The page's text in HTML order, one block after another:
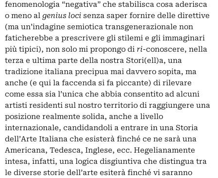
fenomenologia “negativa” che stabilisca cosa aderisca
o meno al genius loci senza saper fornire delle direttive
(ma un’indagine semiotica transgenerazionale non
faticherebbe a prescrivere gli stilemi e gli immaginari
più tipici), non solo mi propongo di ri-conoscere, nella
terza e ultima parte della nostra Stori(ell)a, una
tradizione italiana precipua mai davvero sopita, ma
anche (e qui la faccenda si fa piccante) di rilevare
come essa sia l’unica che abbia consentito ad alcuni
artisti residenti sul nostro territorio di raggiungere una
posizione realmente solida, anche a livello
internazionale, candidandoli a entrare in una Storia
dell’Arte Italiana che esisterà finché ce ne sarà una
Americana, Tedesca, Inglese, ecc. Hegelianamente
intesa, infatti, una logica disgiuntiva che distingua tra
le diverse storie dell’arte esiterà finché vi saranno